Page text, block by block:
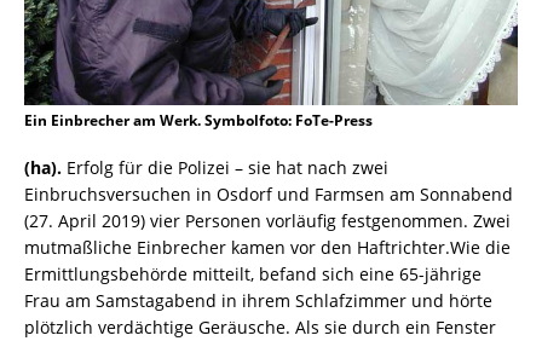
Ein Einbrecher am Werk. Symbolfoto: FoTe-Press
(ha). Erfolg für die Polizei – sie hat nach zwei
Einbruchsversuchen in Osdorf und Farmsen am Sonnabend
(27. April 2019) vier Personen vorläufig festgenommen. Zwei
mutmaßliche Einbrecher kamen vor den Haftrichter.Wie die
Ermittlungsbehörde mitteilt, befand sich eine 65-jährige
Frau am Samstagabend in ihrem Schlafzimmer und hörte
plötzlich verdächtige Geräusche. Als sie durch ein Fenster